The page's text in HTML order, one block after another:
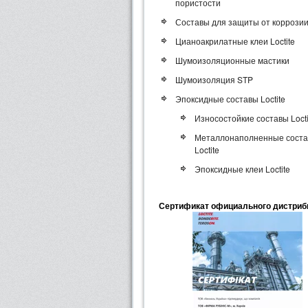
пористости
Составы для защиты от коррозии
Цианоакрилатные клеи Loctite
Шумоизоляционные мастики
Шумоизоляция STP
Эпоксидные составы Loctite
Износостойкие составы
Металлонаполненные
Loctite
Эпоксидные клеи Loctite
Сертификат официального